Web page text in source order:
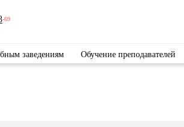
-69
заведениям Обучение преподавателей